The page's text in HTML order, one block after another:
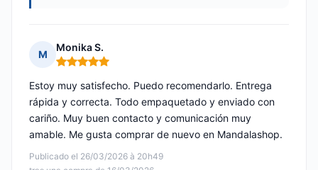
M
Monika S.
Nota: 5 de 5
Publicado el 26/03/2026 à 20h49
Estoy muy satisfecho. Puedo recomendarlo. Entrega
rápida y correcta. Todo empaquetado y enviado con
cariño. Muy buen contacto y comunicación muy
amable. Me gusta comprar de nuevo en Mandalashop.